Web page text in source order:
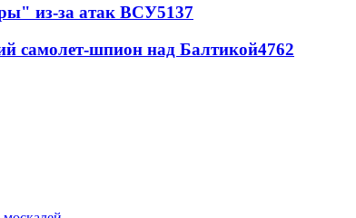
из-за атак ВСУ5137
самолет-шпион над Балтикой4762